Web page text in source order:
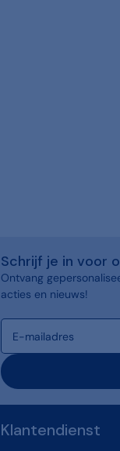
Schrijf je in voor
Ontvang
acties en nieuws!
Klantendienst